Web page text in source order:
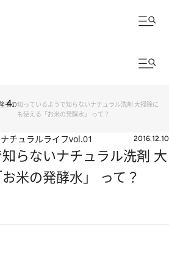
子の知っているようで知らないナチュラル洗剤 大掃除に
も使える「お米の発酵水」 って？
チュラルライフvol.01 2016.12.10
らないナチュラル洗剤 大
米の発酵水」 って？